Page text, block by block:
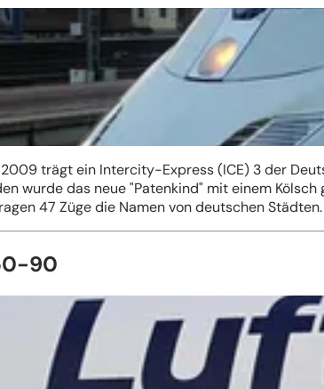
trägt ein Intercity-Express (ICE) 3 der
wurde das neue "Patenkind" mit einem
47 Züge die Namen von deutschen Städten.
90